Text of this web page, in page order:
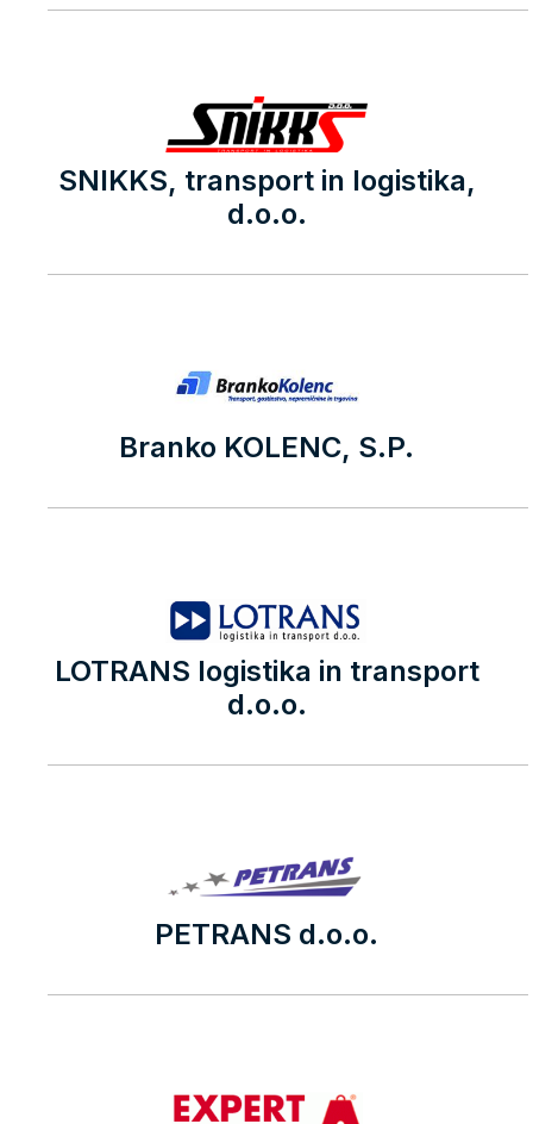
SNIKKS, transport in logistika,
d.o.o.
Branko KOLENC, S.P.
LOTRANS logistika in transport
d.o.o.
PETRANS d.o.o.